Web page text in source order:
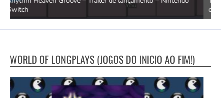
encomenda – Nintendo Switch 2
WORLD OF LONGPLAYS (JOGOS DO INICIO AO FIM!)